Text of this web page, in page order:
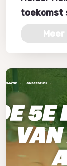
toekomst
Meer